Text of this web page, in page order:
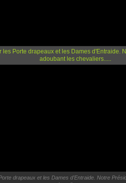
drapeaux et les Dames d'Entraide. Notre